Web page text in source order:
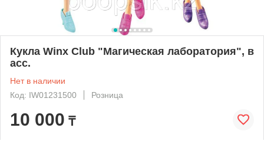
Кукла Winx Club "Магическая лаборатория", в
асс.
Нет в наличии
Код: IW01231500
Розница
10 000 ₸